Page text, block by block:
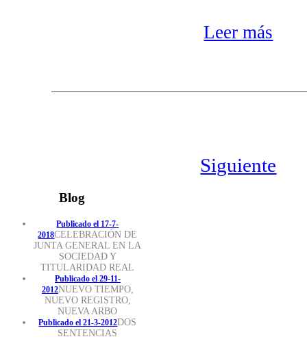
Leer más
Siguiente
Blog
Publicado el 17-7-
2018CELEBRACIÓN DE
JUNTA GENERAL EN LA
SOCIEDAD Y
TITULARIDAD REAL
Publicado el 29-11-
2012NUEVO TIEMPO,
NUEVO REGISTRO,
NUEVA ARBO
Publicado el 21-3-2012DOS
SENTENCIAS